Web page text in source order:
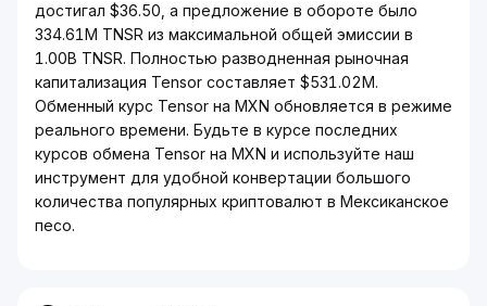
достигал $36.50, а предложение в обороте было
334.61M TNSR из максимальной общей эмиссии в
1.00B TNSR. Полностью разводненная рыночная
капитализация Tensor составляет $531.02M.
Обменный курс Tensor на MXN обновляется в режиме
реального времени. Будьте в курсе последних
курсов обмена Tensor на MXN и используйте наш
инструмент для удобной конвертации большого
количества популярных криптовалют в Мексиканское
песо.